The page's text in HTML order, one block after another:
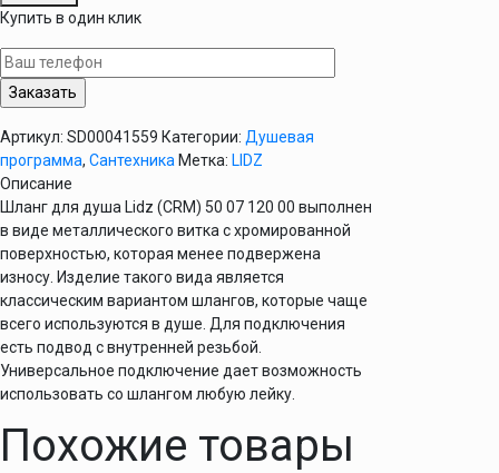
для
душа
Lidz
(CRM)
07
120
00
1,20
м
Купить в один клик
Артикул: SD00041559 Категории: Душевая
программа, Сантехника Метка: LIDZ
Описание
Шланг для душа Lidz (CRM) 50 07 120 00 выполнен
в виде металлического витка с хромированной
поверхностью, которая менее подвержена
износу. Изделие такого вида является
классическим вариантом шлангов, которые чаще
всего используются в душе. Для подключения
есть подвод с внутренней резьбой.
Универсальное подключение дает возможность
использовать со шлангом любую лейку.
Похожие товары